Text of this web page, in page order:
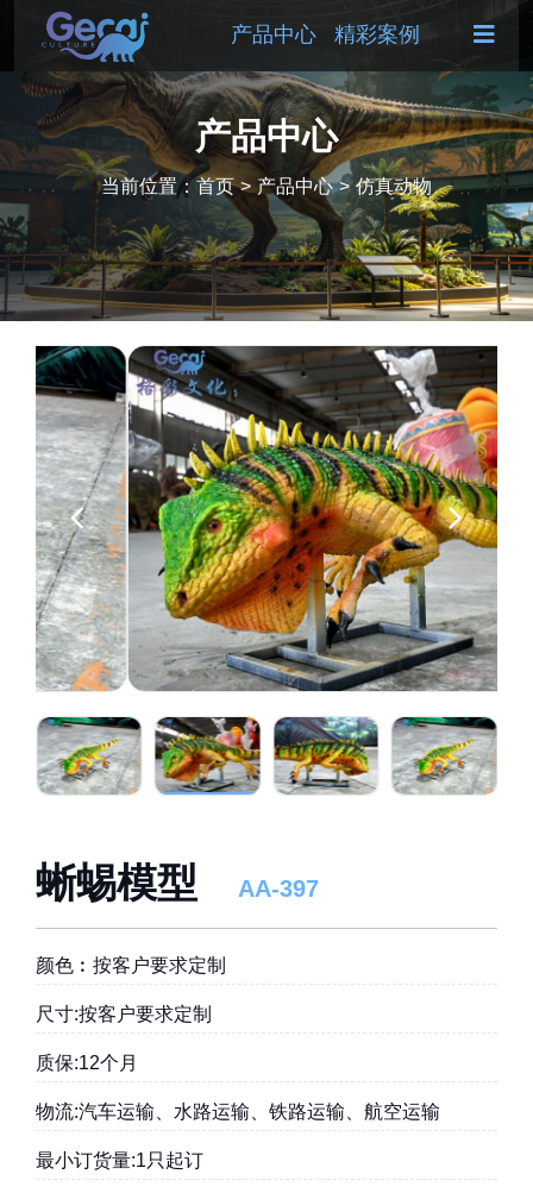
产品中心 精彩案例
产品中心
当前位置：首页 > 产品中心 > 仿真动物
蜥蜴模型 AA-397
颜色︰按客户要求定制
尺寸:按客户要求定制
质保:12个月
物流:汽车运输、水路运输、铁路运输、航空运输
最小订货量:1只起订